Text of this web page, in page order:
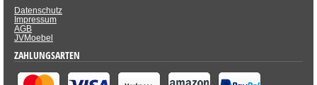
Datenschutz
Impressum
AGB
JVMoebel
ZAHLUNGSARTEN